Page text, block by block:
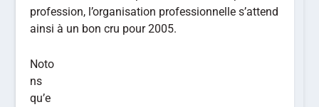
profession, l’organisation professionnelle s’attend
ainsi à un bon cru pour 2005.
Noto
ns
qu’e